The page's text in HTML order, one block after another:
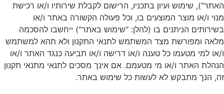
האתר"), שימוש ועיון בתכניו, הרישום לקבלת שירותיו ו/או רכישת
מנוי ו/או מוצר המוצעים בו, וכל פעולה הקשורה באתר ו/או
בשירותים הניתנים בו (להלן: "שימוש באתר") ייחשבו להסכמה
מלאה ומפורשת מצד המשתמש לתנאי התקנון ולא תהא למשתמש
ו/או למי מטעמו כל טענה ו/או דרישה ו/או תביעה כנגד האתר ו/או
הנהלת האתר ו/או מי מטעמם. אם אינך מסכים לתנאי מתנאי תקנון
זה, הנך מתבקש לא לעשות כל שימוש באתר.